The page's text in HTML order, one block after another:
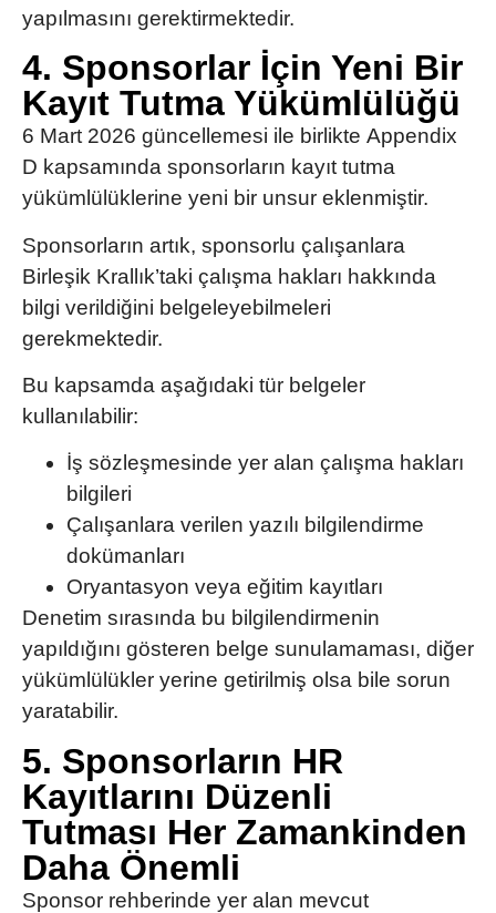
yapılmasını gerektirmektedir.
4. Sponsorlar İçin Yeni Bir
Kayıt Tutma Yükümlülüğü
6 Mart 2026 güncellemesi ile birlikte Appendix
D kapsamında sponsorların kayıt tutma
yükümlülüklerine yeni bir unsur eklenmiştir.
Sponsorların artık, sponsorlu çalışanlara
Birleşik Krallık’taki çalışma hakları hakkında
bilgi verildiğini belgeleyebilmeleri
gerekmektedir.
Bu kapsamda aşağıdaki tür belgeler
kullanılabilir:
İş sözleşmesinde yer alan çalışma hakları
bilgileri
Çalışanlara verilen yazılı bilgilendirme
dokümanları
Oryantasyon veya eğitim kayıtları
Denetim sırasında bu bilgilendirmenin
yapıldığını gösteren belge sunulamaması, diğer
yükümlülükler yerine getirilmiş olsa bile sorun
yaratabilir.
5. Sponsorların HR
Kayıtlarını Düzenli
Tutması Her Zamankinden
Daha Önemli
Sponsor rehberinde yer alan mevcut